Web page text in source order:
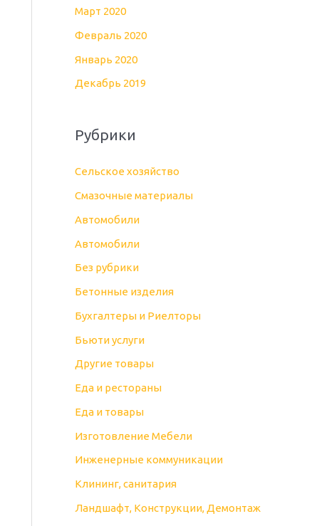
Март 2020
Февраль 2020
Январь 2020
Декабрь 2019
Рубрики
Cельское хозяйство
Cмазочные материалы
Автомобили
Автомобили
Без рубрики
Бетонные изделия
Бухгалтеры и Риелторы
Бьюти услуги
Другие товары
Еда и рестораны
Еда и товары
Изготовление Мебели
Инженерные коммуникации
Клининг, санитария
Ландшафт, Конструкции, Демонтаж